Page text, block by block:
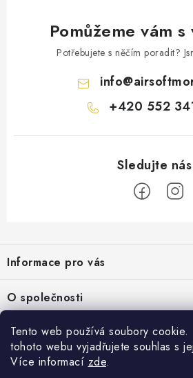
Tento web používá soubory cookie.
tohoto webu vyjadřujete souhlas s
Více informací zde.
Pomůžeme vám
Potřebujete s něčím poradit?
info@
+420 552
p
a
t
Informace pro vás
Obchodní podmínky
Reklamace
Vrácení zboží
O společnosti
O nás
Kontakt
AirsoftMorava.cz
AirsoftMorava s.r.o.
Nákupní košík